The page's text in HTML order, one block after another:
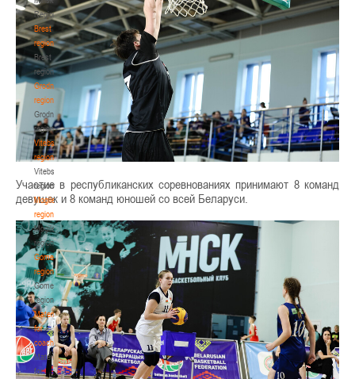
Region
Brest
region
Brest
region
Grodno
region
Grodno
region
Vitebsk
region
Vitebsk
region
Mogilev
region
Mogilev
region
Gomel
region
Gomel
region
Materials
for
coaches
Materials
for
Участие в республиканских соревнованиях принимают 8 команд
девушек и 8 команд юношей со всей Беларуси.